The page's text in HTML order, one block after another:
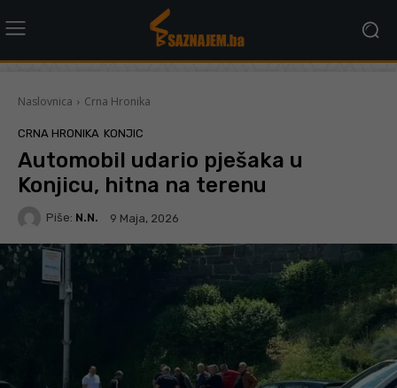
Naslovnica Crna Hronika
CRNA HRONIKA KONJIC
Automobil udario pješaka u
Konjicu, hitna na terenu
Piše: N.N. 9 Maja, 2026